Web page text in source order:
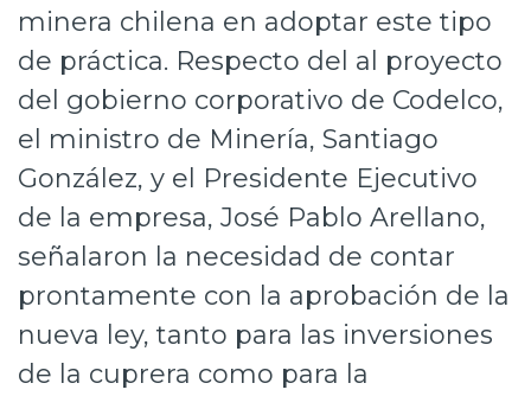
minera chilena en adoptar este tipo
de práctica. Respecto del al proyecto
del gobierno corporativo de Codelco,
el ministro de Minería, Santiago
González, y el Presidente Ejecutivo
de la empresa, José Pablo Arellano,
señalaron la necesidad de contar
prontamente con la aprobación de la
nueva ley, tanto para las inversiones
de la cuprera como para la